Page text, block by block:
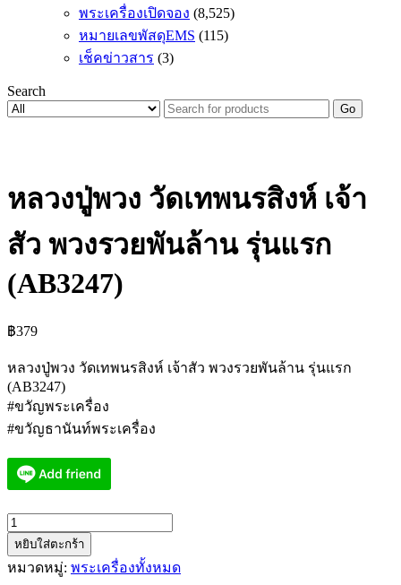
พระเครื่องเปิดจอง (8,525)
หมายเลขพัสดุEMS (115)
เช็คข่าวสาร (3)
Search
Go
หลวงปู่พวง วัดเทพนรสิงห์ เจ้า
สัว พวงรวยพันล้าน รุ่นแรก
(AB3247)
฿379
หลวงปู่พวง วัดเทพนรสิงห์ เจ้าสัว พวงรวยพันล้าน รุ่นแรก
(AB3247)
#ขวัญพระเครื่อง
#ขวัญธานันท์พระเครื่อง
จำนวน
หลวง
ปู่
หยิบใส่ตะกร้า
หมวดหมู่: พระเครื่องทั้งหมด